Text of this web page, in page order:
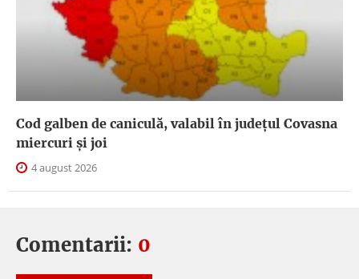
Cod galben de caniculă, valabil în judeţul Covasna
miercuri și joi
4 august 2026
Comentarii: 0